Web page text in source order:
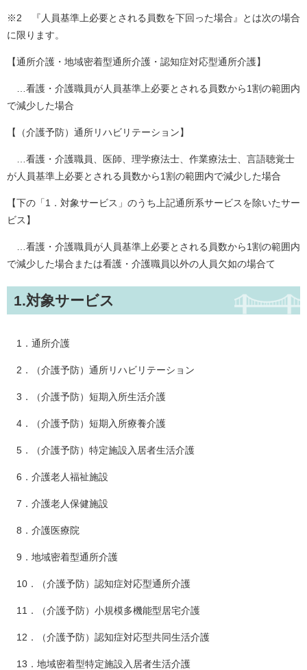
※2 『人員基準上必要とされる員数を下回った場合』とは次の場合
に限ります。
【通所介護・地域密着型通所介護・認知症対応型通所介護】
…看護・介護職員が人員基準上必要とされる員数から1割の範囲内
で減少した場合
【（介護予防）通所リハビリテーション】
…看護・介護職員、医師、理学療法士、作業療法士、言語聴覚士
が人員基準上必要とされる員数から1割の範囲内で減少した場合
【下の「1．対象サービス」のうち上記通所系サービスを除いたサー
ビス】
…看護・介護職員が人員基準上必要とされる員数から1割の範囲内
で減少した場合または看護・介護職員以外の人員欠如の場合て
1.対象サービス
​ 1．通所介護
2．（介護予防）通所リハビリテーション
3．（介護予防）短期入所生活介護
4．（介護予防）短期入所療養介護
5．（介護予防）特定施設入居者生活介護
6．介護老人福祉施設
7．介護老人保健施設
8．介護医療院
9．地域密着型通所介護
10．（介護予防）認知症対応型通所介護
11．（介護予防）小規模多機能型居宅介護
12．（介護予防）認知症対応型共同生活介護
13．地域密着型特定施設入居者生活介護